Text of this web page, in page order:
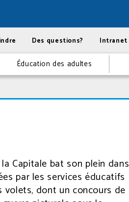
Des questions? Intranet
Éducation des adultes
Capitale bat son plein dans
par les services éducatifs
volets, dont un concours de